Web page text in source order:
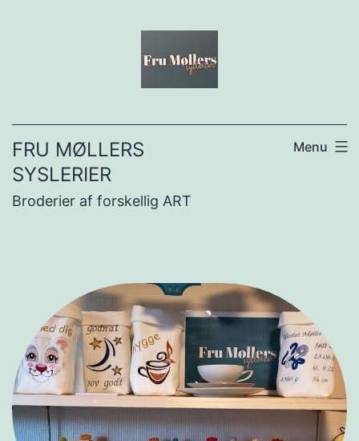
FRU MØLLERS
SYSLERIER
Broderier af forskellig ART
Menu